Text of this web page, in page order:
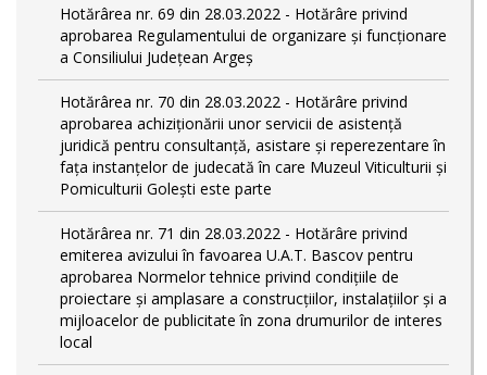
Hotărârea nr. 69 din 28.03.2022 - Hotărâre privind
aprobarea Regulamentului de organizare și funcționare
a Consiliului Județean Argeș
Hotărârea nr. 70 din 28.03.2022 - Hotărâre privind
aprobarea achiziționării unor servicii de asistență
juridică pentru consultanță, asistare și reperezentare în
fața instanțelor de judecată în care Muzeul Viticulturii și
Pomiculturii Golești este parte
Hotărârea nr. 71 din 28.03.2022 - Hotărâre privind
emiterea avizului în favoarea U.A.T. Bascov pentru
aprobarea Normelor tehnice privind condiţiile de
proiectare şi amplasare a construcţiilor, instalaţiilor şi a
mijloacelor de publicitate în zona drumurilor de interes
local